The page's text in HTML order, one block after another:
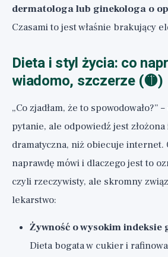
dermatologa lub ginekologa o
Czasami to jest właśnie brakujący
Dieta i styl życia: co
wiadomo, szczerze (🟡)
„Co zjadłam, że to spowodowało?”
pytanie, ale odpowiedź jest
dramatyczna, niż obiecuje internet.
naprawdę mówi i dlaczego jest to
czyli rzeczywisty, ale skromny
lekarstwo:
Żywność o wysokim
Dieta bogata w cukier i